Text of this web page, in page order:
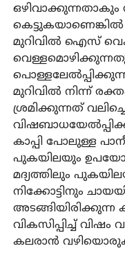
ഒഴിവാക്കുന്നതാകും
മുറിവിൽ ഐസ്
മുറിവിൽ നിന്ന്
ശ്രമിക്കുന്നത്
കാപ്പി പോലുള്ള
പുകയിലയും
മദ്യത്തിലും
നിക്കോട്ടിനും
വികസിപ്പിച്ച്
കലരാൻ